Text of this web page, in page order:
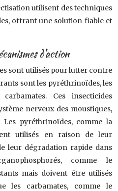
utilisent des techniques
offrant une solution fiable et
d’action
sont utilisés pour lutter contre
sont les pyréthrinoïdes, les
Ces insecticides
nerveux des moustiques,
pyréthrinoïdes, comme la
utilisés en raison de leur
leur dégradation rapide dans
comme le
mais doivent être utilisés
les carbamates, comme le